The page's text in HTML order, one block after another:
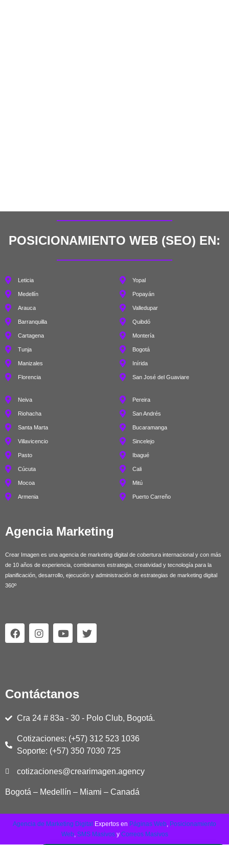
POSICIONAMIENTO WEB (SEO) EN:
Leticia
Medellín
Arauca
Barranquilla
Cartagena
Tunja
Manizales
Florencia
Yopal
Popayán
Valledupar
Quibdó
Montería
Bogotá
Inírida
San José del Guaviare
Neiva
Riohacha
Santa Marta
Villavicencio
Pasto
Cúcuta
Mocoa
Armenia
Pereira
San Andrés
Bucaramanga
Sincelejo
Ibagué
Cali
Mitú
Puerto Carreño
Agencia Marketing
Crear Imagen es una agencia de marketing digital de cobertura internacional y con más
de 10 años de experiencia, combinamos estrategia, creatividad y tecnología para la
planificación, desarrollo, ejecución y administración de estrategias de marketing digital
360º
F
a
k
I
n
a
Y
o
T
w
Contáctanos
Cra 24 # 83a - 30 - Polo Club, Bogotá.
Cotizaciones: (+57) 312 523 1036
Soporte: (+57) 350 7030 725
cotizaciones@crearimagen.agency
Bogotá – Medellín – Miami – Canadá
Agencia de Marketing Digital Expertos en Páginas Web, Posicionamiento
Web, SMS Masivosy Correos Masivos